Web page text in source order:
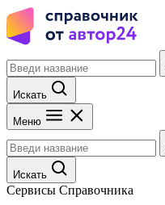
Искать
Меню
Искать
Сервисы Справочника